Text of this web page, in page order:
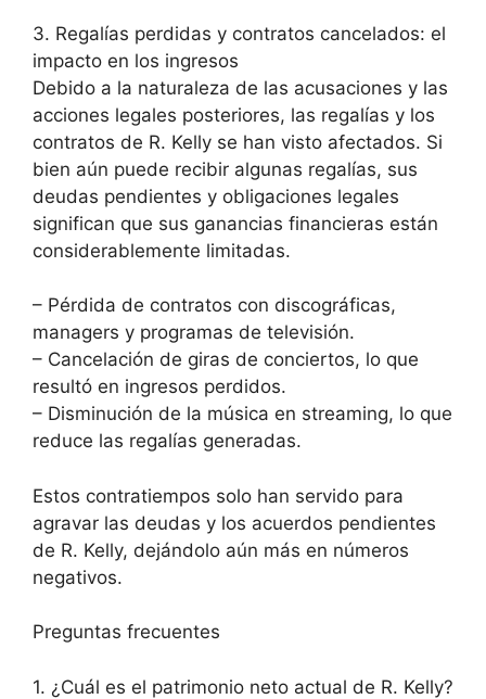
3. Regalías perdidas y contratos cancelados: el
impacto en los ingresos
Debido a la naturaleza de las acusaciones y las
acciones legales posteriores, las regalías y los
contratos de R. Kelly se han visto afectados. Si
bien aún puede recibir algunas regalías, sus
deudas pendientes y obligaciones legales
significan que sus ganancias financieras están
considerablemente limitadas.
– Pérdida de contratos con discográficas,
managers y programas de televisión.
– Cancelación de giras de conciertos, lo que
resultó en ingresos perdidos.
– Disminución de la música en streaming, lo que
reduce las regalías generadas.
Estos contratiempos solo han servido para
agravar las deudas y los acuerdos pendientes
de R. Kelly, dejándolo aún más en números
negativos.
Preguntas frecuentes
1. ¿Cuál es el patrimonio neto actual de R. Kelly?